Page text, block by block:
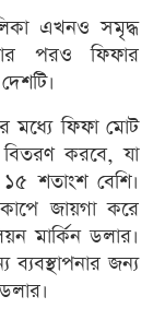
এখনও সমৃদ্ধ
পরও ফিফার
মধ্যে ফিফা মোট
বিতরণ করবে, যা
শতাংশ বেশি।
জায়গা করে
মার্কিন ডলার।
ব্যবস্থাপনার জন্য